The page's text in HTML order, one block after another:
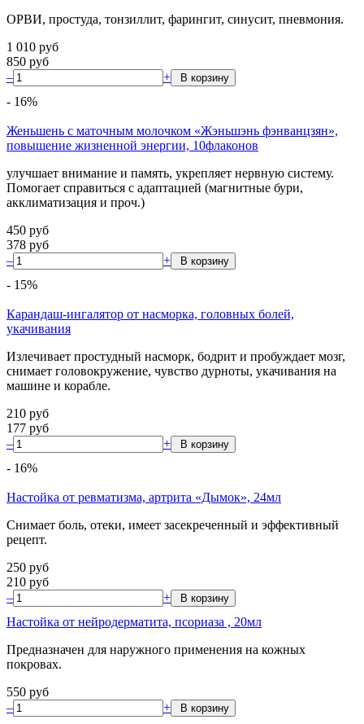
ОРВИ, простуда, тонзиллит, фарингит, синусит, пневмония.
1 010 руб
850 руб
–
+
- 16%
Женьшень с маточным молочком «Жэньшэнь фэнванцзян»,
повышение жизненной энергии, 10флаконов
улучшает внимание и память, укрепляет нервную систему.
Помогает справиться с адаптацией (магнитные бури,
акклиматизация и проч.)
450 руб
378 руб
–
+
- 15%
Карандаш-ингалятор от насморка, головных болей,
укачивания
Излечивает простудный насморк, бодрит и пробуждает мозг,
снимает головокружение, чувство дурноты, укачивания на
машине и корабле.
210 руб
177 руб
–
+
- 16%
Настойка от ревматизма, артрита «Дымок», 24мл
Снимает боль, отеки, имеет засекреченный и эффективный
рецепт.
250 руб
210 руб
–
+
Настойка от нейродерматита, псориаза , 20мл
Предназначен для наружного применения на кожных
покровах.
550 руб
–
+